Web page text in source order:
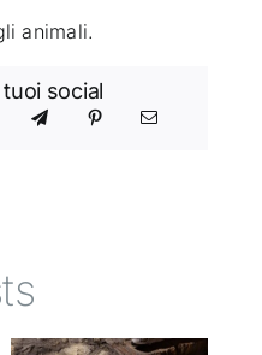
animali.
social